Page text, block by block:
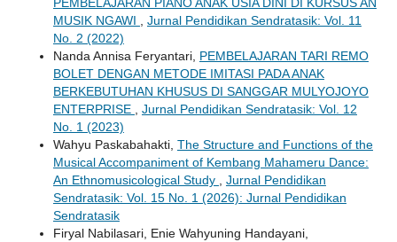
PEMBELAJARAN PIANO ANAK USIA DINI DI KURSUS AN
MUSIK NGAWI , Jurnal Pendidikan Sendratasik: Vol. 11
No. 2 (2022)
Nanda Annisa Feryantari, PEMBELAJARAN TARI REMO
BOLET DENGAN METODE IMITASI PADA ANAK
BERKEBUTUHAN KHUSUS DI SANGGAR MULYOJOYO
ENTERPRISE , Jurnal Pendidikan Sendratasik: Vol. 12
No. 1 (2023)
Wahyu Paskabahakti, The Structure and Functions of the
Musical Accompaniment of Kembang Mahameru Dance:
An Ethnomusicological Study , Jurnal Pendidikan
Sendratasik: Vol. 15 No. 1 (2026): Jurnal Pendidikan
Sendratasik
Firyal Nabilasari, Enie Wahyuning Handayani,